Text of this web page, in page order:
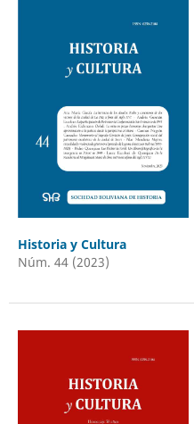
Historia y Cultura
Núm. 44 (2023)